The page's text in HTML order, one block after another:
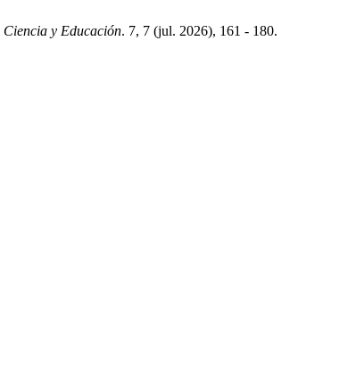
Ciencia y Educación. 7, 7 (jul. 2026), 161 - 180.